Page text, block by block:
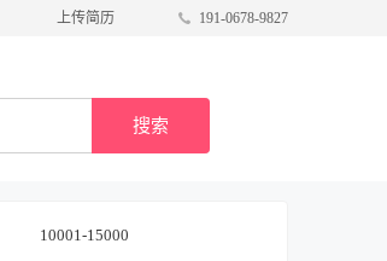
上传简历 191-0678-9827
搜索
10001-15000